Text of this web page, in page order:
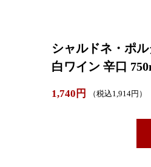
シャルドネ・ポ
白ワイン 辛口
1,740円 （税込1,914円）